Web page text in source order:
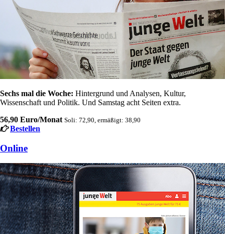
Sechs mal die Woche: Hintergrund und Analysen, Kultur,
Wissenschaft und Politik. Und Samstag acht Seiten extra.
56,90 Euro/Monat Soli: 72,90, ermäßigt: 38,90
Bestellen
Online